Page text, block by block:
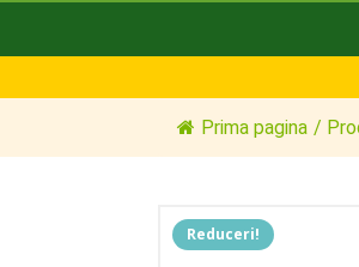
Prima pagina /
Reduceri!